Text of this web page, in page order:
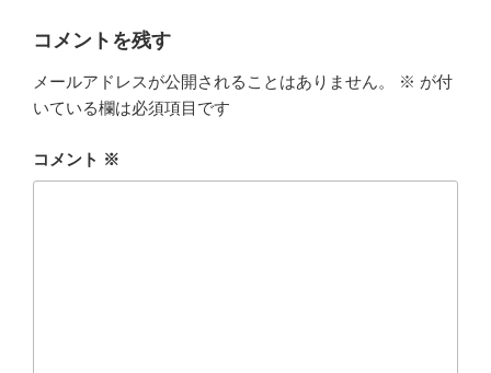
コメントを残す
メールアドレスが公開されることはありません。 ※ が付
いている欄は必須項目です
コメント ※